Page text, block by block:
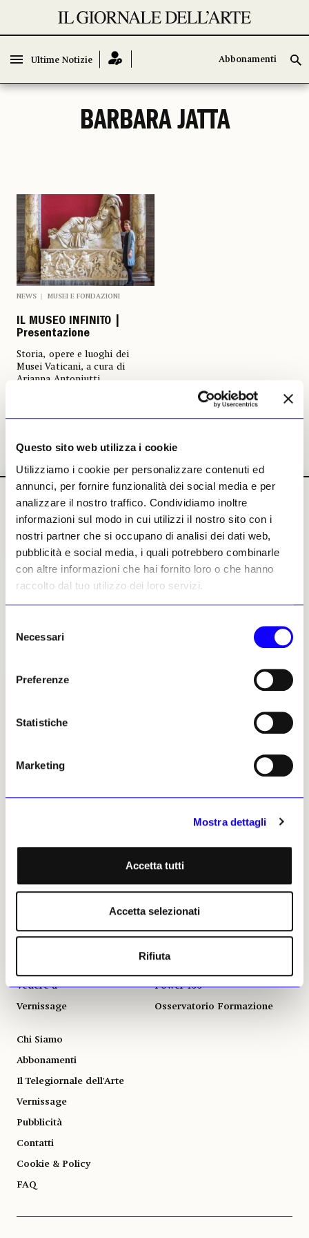
Questo sito web utilizza i cookie
Utilizziamo i cookie per personalizzare contenuti ed
annunci, per fornire funzionalità dei social media e per
analizzare il nostro traffico. Condividiamo inoltre
informazioni sul modo in cui utilizzi il nostro sito con i
nostri partner che si occupano di analisi dei dati web,
pubblicità e social media, i quali potrebbero combinarle
con altre informazioni che hai fornito loro o che hanno
raccolto dal tuo utilizzo dei loro servizi.
delNecessari
Preferenze
Statistiche
Marketing
Mostra dettagli
Accetta tutti
Accetta selezionati
Rifiuta
Ultime Notizie Abbonamenti
Ultime Notizie Abbonamenti
BARBARA JATTA
NEWS MUSEI E FONDAZIONI
IL MUSEO INFINITO |
Presentazione
Storia, opere e luoghi dei
Musei Vaticani, a cura di
Arianna Antoniutti
IL NUMERO
DI LUGLIO-
AGOSTO 2026
IL NUMERO
DI LUGLIO-
AGOSTO 2026
IL NUMERO
DI LUGLIO-
AGOSTO 2026
IL NUMERO
DI LUGLIO-
AGOSTO 2026
Restauro e Tutela
Musei e Fondazioni Aste
Arte & Imprese
Libri
Notizie politiche e
Vedere a
Vernissage
GLI STRUMENTI
Il calendario delle mostre
Il calendario delle aste | Le
Power 100
Osservatorio Formazione
Chi Siamo
Abbonamenti
Il Telegiornale dell'Arte
Vernissage
Pubblicità
Contatti
Cookie & Policy
FAQ